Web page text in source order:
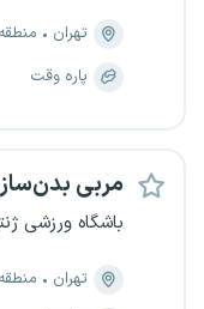
تهران
منطقه ۱۳، دهقان
پاره وقت
مربی
باشگاه ورزشی
تهران
منطقه ۶، شهرک والفجر